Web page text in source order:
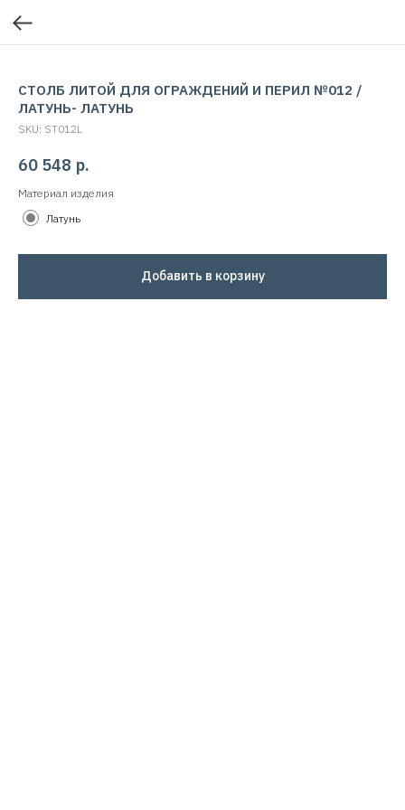
СТОЛБ ЛИТОЙ ДЛЯ ОГРАЖДЕНИЙ И ПЕРИЛ №012 /
ЛАТУНЬ- ЛАТУНЬ
SKU: ST012L
60 548 р.
Материал изделия
Латунь
Добавить в корзину